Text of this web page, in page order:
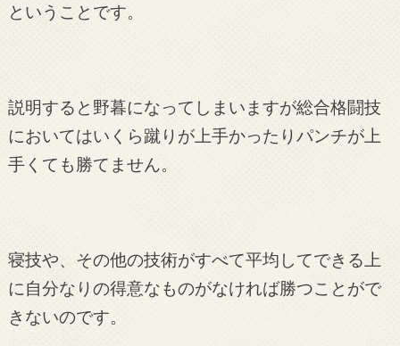
ということです。
説明すると野暮になってしまいますが総合格闘技
においてはいくら蹴りが上手かったりパンチが上
手くても勝てません。
寝技や、その他の技術がすべて平均してできる上
に自分なりの得意なものがなければ勝つことがで
きないのです。